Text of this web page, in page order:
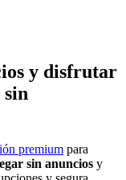
y disfrutar
premium para
sin anuncios y